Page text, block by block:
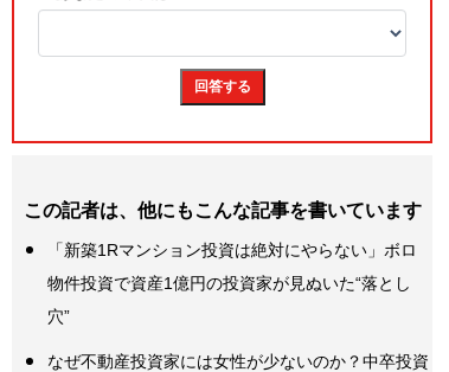
この記者は、他にもこんな記事を書いています
「新築1Rマンション投資は絶対にやらない」ボロ
物件投資で資産1億円の投資家が見ぬいた“落とし
穴”
なぜ不動産投資家には女性が少ないのか？中卒投資